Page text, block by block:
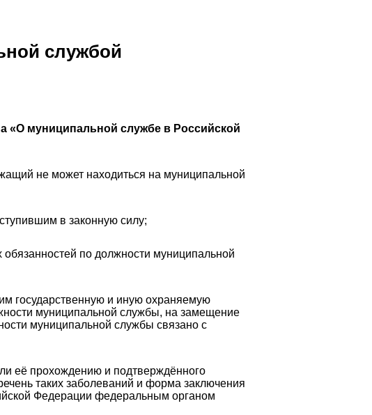
службой
«О муниципальной службе в Российской
не может находиться на муниципальной
в законную силу;
по должности муниципальной
государственную и иную охраняемую
муниципальной службы, на замещение
муниципальной службы связано с
её прохождению и подтверждённого
таких заболеваний и форма заключения
Федерации федеральным органом